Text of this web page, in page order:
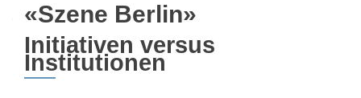
«Szene Berlin»
Initiativen versus
Institutionen